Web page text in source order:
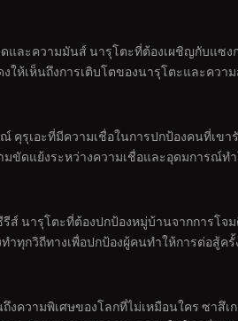
และความมันส์ นารุโตะที่ต้องเผชิญกับแซ
ห้เห็นถึงการเติบโตของนารุโตะและควา
รุเอะที่มีความเชื่อในการปกป้องคนที่เข
ขัดแย้งระหว่างความเชื่อและอุดมการณ์ท
นารุโตะที่ต้องปกป้องหมู่บ้านจากการโ
ทุกวิถีทางเพื่อปกป้องผู้คนทำให้การต่อสู้ค
ความพิเศษของโลกที่ไม่เหมือนใคร ซา